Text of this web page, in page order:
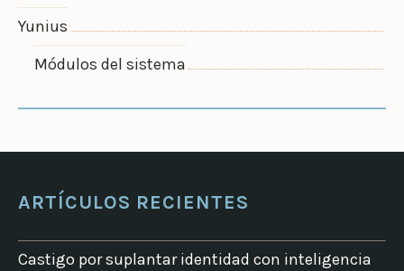
Yunius
Módulos del sistema
ARTÍCULOS RECIENTES
Castigo por suplantar identidad con inteligencia